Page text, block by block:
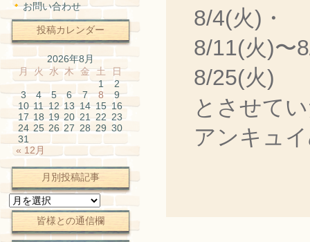
8/4(火)・
8/11(火)〜
8/25(火)
とさせて
アンキュ
お問い合わせ
投稿カレンダー
2026年8月
月 火 水 木 金 土 日
1
2
3
4 5 6 7 8
9
10 11 12 13 14 15 16
17 18 19 20 21 22 23
24 25 26 27 28 29 30
31
« 12月
月別投稿記事
月
別
稿
皆様との通信欄